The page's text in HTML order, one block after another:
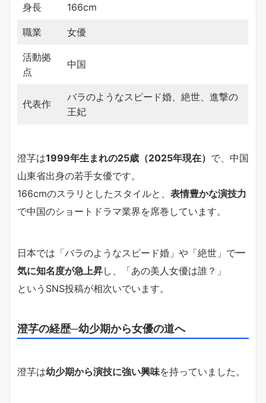
身長 166cm
職業 女優
活動拠
点
中国
代表作
バラのようなスピード婚、絶世、進撃の
王妃
澄芓は1999年生まれの25歳（2025年現在） で、中国
山東省出身の若手女優です。
166cmのスラリとしたスタイルと、 表情豊かな演技力
で中国のショートドラマ業界を席巻しています。
日本では「バラのようなスピード婚」や「絶世」で一
気に知名度が急上昇し、「あの美人女優は誰？」
というSNS投稿が相次いでいます。
澄芓の経歴─幼少期から女優の道へ
澄芓は幼少期から演技に強い興味を持っていました。